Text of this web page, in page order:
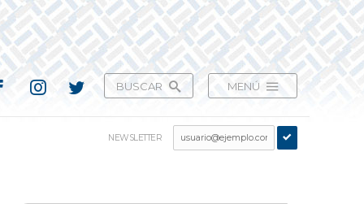
BUSCAR MENÚ
NEWSLETTER